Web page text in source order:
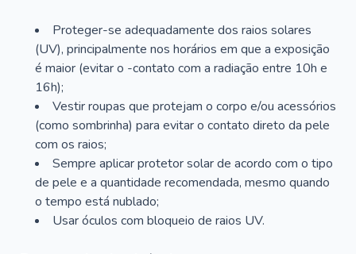
Proteger-se adequadamente dos raios solares
(UV), principalmente nos horários em que a exposição
é maior (evitar o -contato com a radiação entre 10h e
16h);
Vestir roupas que protejam o corpo e/ou acessórios
(como sombrinha) para evitar o contato direto da pele
com os raios;
Sempre aplicar protetor solar de acordo com o tipo
de pele e a quantidade recomendada, mesmo quando
o tempo está nublado;
Usar óculos com bloqueio de raios UV.